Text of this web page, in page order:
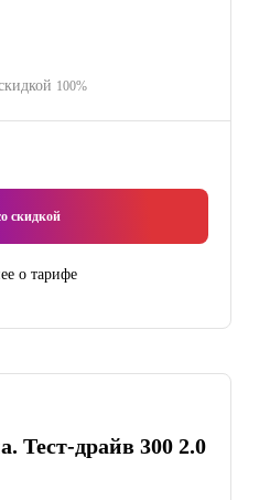
100%
скидкой
о тарифе
Тест-драйв 300 2.0